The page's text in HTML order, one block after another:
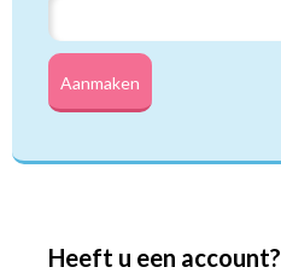
Aanmaken
Heeft u een account?